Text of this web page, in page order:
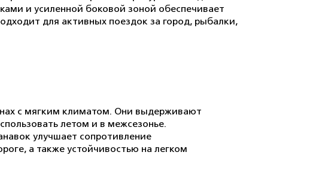
и усиленной боковой зоной обеспечивает
для активных поездок за город, рыбалки,
с мягким климатом. Они выдерживают
летом и в межсезонье.
улучшает сопротивление
а также устойчивостью на легком